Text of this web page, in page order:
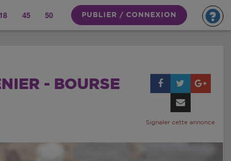
18 45 50 PUBLIER / CONNEXION
- BOURSE
Signaler cette annonce